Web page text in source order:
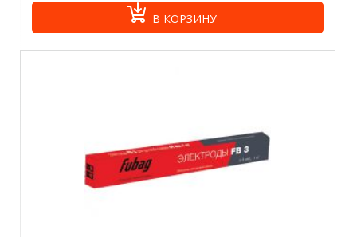
В КОРЗИНУ